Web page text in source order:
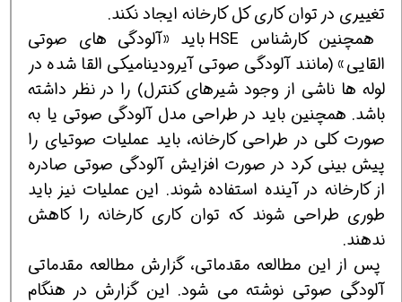
تغییری در توان کاری کل کارخانه ایجاد نکند.
همچنین کارشناس HSE باید «آلودگی های صوتی
القایی» (مانند آلودگی صوتی آیرودینامیکی القا شده در
لوله ها ناشی از وجود شیرهای کنترل) را در نظر داشته
باشد. همچنین باید در طراحی مدل آلودگی صوتی یا به
صورت کلی در طراحی کارخانه، باید عملیات صوتی‎ای را
پیش بینی کرد در صورت افزایش آلودگی صوتی صادره
از کارخانه در آینده استفاده شوند. این عملیات نیز باید
طوری طراحی شوند که توان کاری کارخانه را کاهش
ندهند.
پس از این مطالعه مقدماتی، گزارش مطالعه مقدماتی
آلودگی صوتی نوشته می شود. این گزارش در هنگام